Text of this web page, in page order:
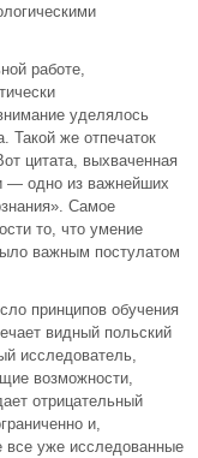
работе,
уделялось
Такой же отпечаток
цитата, выхваченная
— одно из важнейших
Самое
то, что умение
важным постулатом
принципов обучения
видный польский
исследователь,
возможности,
отрицательный
и,
все уже исследованные